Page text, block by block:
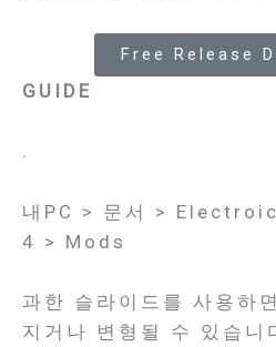
Free Release
GUIDE
.
내PC > 문서 >
4 > Mods
과한 슬라이드를 사용하
지거나 변형될 수 있습니